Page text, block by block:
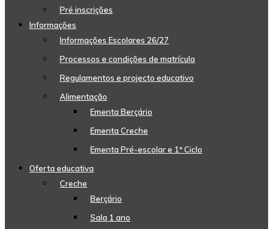
Pré inscrições
Informações
Informações Escolares 26/27
Processos e condições de matrícula
Regulamentos e projecto educativo
Alimentação
Ementa Berçário
Ementa Creche
Ementa Pré-escolar e 1º Ciclo
Oferta educativa
Creche
Berçário
Sala 1 ano